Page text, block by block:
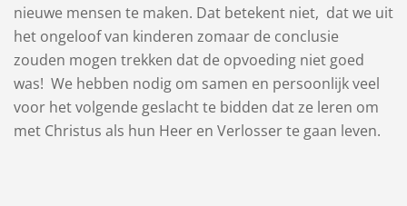
nieuwe mensen te maken. Dat betekent niet, dat we uit
het ongeloof van kinderen zomaar de conclusie
zouden mogen trekken dat de opvoeding niet goed
was! We hebben nodig om samen en persoonlijk veel
voor het volgende geslacht te bidden dat ze leren om
met Christus als hun Heer en Verlosser te gaan leven.